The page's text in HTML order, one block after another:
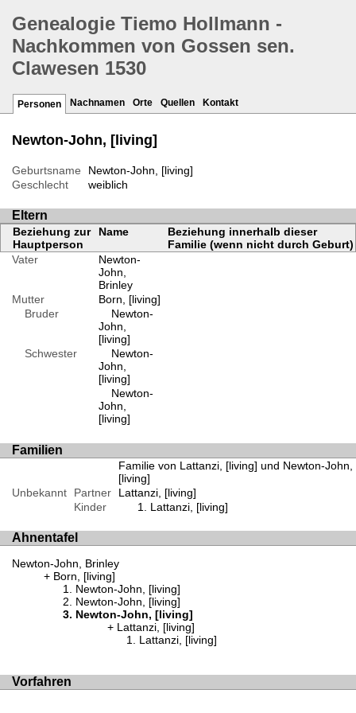
Genealogie Tiemo Hollmann -
Nachkommen von Gossen sen.
Clawesen 1530
Personen Nachnamen Orte Quellen Kontakt
Newton-John, [living]
Geburtsname
Newton-John, [living]
Geschlecht
weiblich
Eltern
Beziehung zur
Hauptperson
Name
Beziehung innerhalb dieser
Familie (wenn nicht durch Geburt)
Vater
Newton-
John,
Brinley
Mutter
Born, [living]
Bruder
Newton-
John,
[living]
Schwester
Newton-
John,
[living]
Newton-
John,
[living]
Familien
Familie von Lattanzi, [living] und Newton-John,
[living]
Unbekannt
Partner
Lattanzi, [living]
Kinder
Lattanzi, [living]
Ahnentafel
Newton-John, Brinley
Born, [living]
Newton-John, [living]
Newton-John, [living]
Newton-John, [living]
Lattanzi, [living]
Lattanzi, [living]
Vorfahren